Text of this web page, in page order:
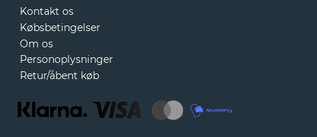
Kontakt os
Købsbetingelser
Om os
Personoplysninger
Retur/åbent køb